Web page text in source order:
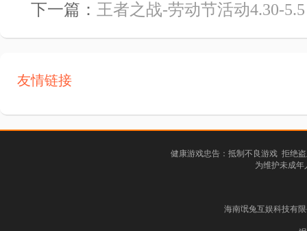
下一篇： 王者之战-劳动节活动4.30-5.5
友情链接
健康游戏忠告：抵制不良游戏 拒绝
为维护未成
海南氓兔互娱科技有